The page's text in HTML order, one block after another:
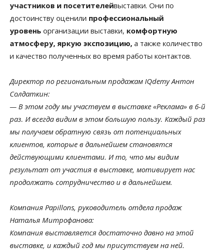
участников и посетителейвыставки. Они по
достоинству оценили профессиональный
уровень организации выставки, комфортную
атмосферу, яркую экспозицию, а также количество
и качество полученных во время работы контактов.
Директор по региональным продажам IQdemy Антон
Солдаткин:
— В этом году мы участвуем в выставке «Реклама» в 6-й
раз. И всегда видим в этом большую пользу. Каждый раз
мы получаем обратную связь от потенциальных
клиентов, которые в дальнейшем становятся
действующими клиентами. И то, что мы видим
результат от участия в выставке, мотивирует нас
продолжать сотрудничество и в дальнейшем.
Компания Papillons, руководитель отдела продаж
Наталья Митрофанова:
Компания выставляется достаточно давно на этой
выставке, и каждый год мы присутствуем на ней.